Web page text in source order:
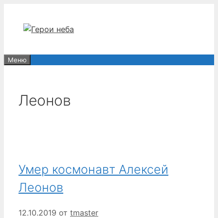
содержимому
Меню
Леонов
Умер космонавт Алексей
Леонов
12.10.2019 от tmaster